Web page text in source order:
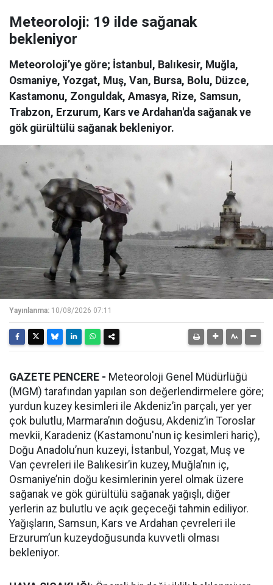
Meteoroloji: 19 ilde sağanak
bekleniyor
Meteoroloji’ye göre; İstanbul, Balıkesir, Muğla,
Osmaniye, Yozgat, Muş, Van, Bursa, Bolu, Düzce,
Kastamonu, Zonguldak, Amasya, Rize, Samsun,
Trabzon, Erzurum, Kars ve Ardahan'da sağanak ve
gök gürültülü sağanak bekleniyor.
Yayınlanma: 10/08/2026 07:11
GAZETE PENCERE - Meteoroloji Genel Müdürlüğü
(MGM) tarafından yapılan son değerlendirmelere göre;
yurdun kuzey kesimleri ile Akdeniz’in parçalı, yer yer
çok bulutlu, Marmara’nın doğusu, Akdeniz’in Toroslar
mevkii, Karadeniz (Kastamonu'nun iç kesimleri hariç),
Doğu Anadolu’nun kuzeyi, İstanbul, Yozgat, Muş ve
Van çevreleri ile Balıkesir’in kuzey, Muğla’nın iç,
Osmaniye’nin doğu kesimlerinin yerel olmak üzere
sağanak ve gök gürültülü sağanak yağışlı, diğer
yerlerin az bulutlu ve açık geçeceği tahmin ediliyor.
Yağışların, Samsun, Kars ve Ardahan çevreleri ile
Erzurum’un kuzeydoğusunda kuvvetli olması
bekleniyor.